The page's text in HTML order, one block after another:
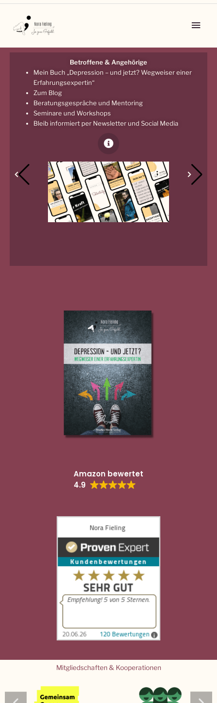
Zum
springen
Main
Betroffene & Angehörige
Mein Buch „Depression – und jetzt? Wegweiser einer
Erfahrungsexpertin“
Zum Blog
Beratungsgespräche und Mentoring
Seminare und Workshops
Bleib informiert per Newsletter und Social Media
Amazon bewertet
4.9
Mitgliedschaften & Kooperationen